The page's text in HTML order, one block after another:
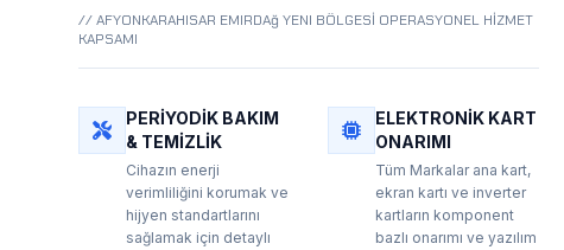
// AFYONKARAHISAR EMIRDAğ YENI BÖLGESİ OPERASYONEL HİZMET
KAPSAMI
PERIYODIK BAKIM
& TEMIZLIK
Cihazın enerji
verimliliğini korumak ve
hijyen standartlarını
sağlamak için detaylı
ELEKTRONIK KART
ONARIMI
Tüm Markalar ana kart,
ekran kartı ve inverter
kartların komponent
bazlı onarımı ve yazılım